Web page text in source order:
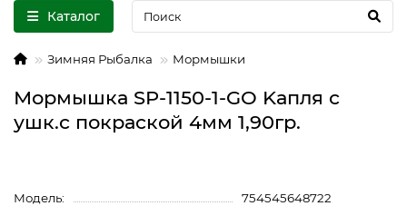
Каталог
Зимняя Рыбалка Мормышки
Мормышка SP-1150-1-GO Kапля с
ушк.с покраской 4мм 1,90гр.
Модель: 754545648722